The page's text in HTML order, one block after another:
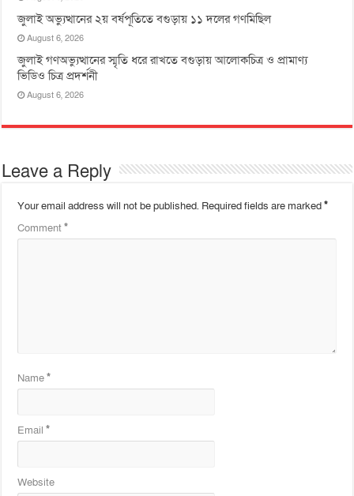
জুলাই অভ্যুত্থানের ২য় বর্ষপূতিতে বগুড়ায় ১১ দলের গণমিছিল
August 6, 2026
জুলাই গণঅভ্যুত্থানের স্মৃতি ধরে রাখতে বগুড়ায় আলোকচিত্র ও প্রামাণ্য
ভিডিও চিত্র প্রদর্শনী
August 6, 2026
Leave a Reply
Your email address will not be published. Required fields are marked*
Comment*
Name*
Email*
Website